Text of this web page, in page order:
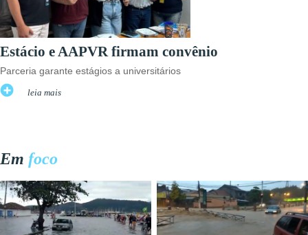
Estácio e AAPVR firmam convênio
Parceria garante estágios a universitários
leia mais
Em foco